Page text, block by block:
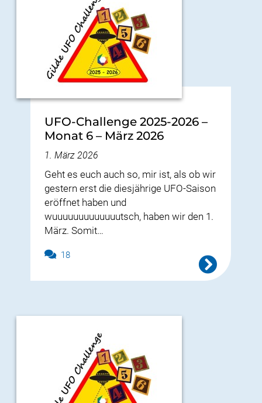
UFO-Challenge 2025-2026 –
Monat 6 – März 2026
1. März 2026
Geht es euch auch so, mir ist, als ob wir
gestern erst die diesjährige UFO-Saison
eröffnet haben und
wuuuuuuuuuuuuutsch, haben wir den 1.
März. Somit…
18